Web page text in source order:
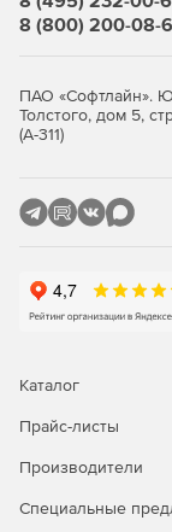
также
конкретные
чертежи и т. д.
ST –
XE – нет
задач
Engineering
8 (800) 200-08-
ПАО «Софтлайн».
Толстого, дом 5,
(А-311)
Каталог
Прайс-листы
Производители
Специальные